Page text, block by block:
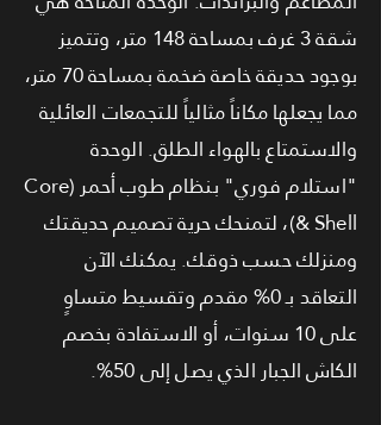
شقة 3 غرف بمساحة 148 متر، وتتميز
بوجود حديقة خاصة ضخمة بمساحة 70 متر،
مما يجعلها مكاناً مثالياً للتجمعات العائلية
والاستمتاع بالهواء الطلق. الوحدة
"استلام فوري" بنظام طوب أحمر (Core
& Shell)، لتمنحك حرية تصميم حديقتك
ومنزلك حسب ذوقك. يمكنك الآن
التعاقد بـ 0% مقدم وتقسيط متساوٍ
على 10 سنوات، أو الاستفادة بخصم
الكاش الجبار الذي يصل إلى 50%.